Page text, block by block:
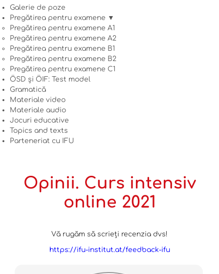
Galerie de poze
Pregătirea pentru examene ▼
Pregătirea pentru examene A1
Pregătirea pentru examene A2
Pregătirea pentru examene B1
Pregătirea pentru examene B2
Pregătirea pentru examene C1
ÖSD și ÖIF: Test model
Gramatică
Materiale video
Materiale audio
Jocuri educative
Topics and texts
Parteneriat cu IFU
Opinii. Curs intensiv
online 2021
Vă rugăm să scrieți recenzia dvs!
https://ifu-institut.at/feedback-ifu